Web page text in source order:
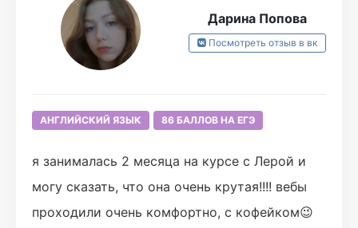
всё понял и не осталось никаких вопросов.
Благодаря всему этому результат превзошёл
все ожидания (и даже прогноз баллов, хехе),
Дарина Попова
Посмотреть отзыв в вк
АНГЛИЙСКИЙ ЯЗЫК 86 БАЛЛОВ НА ЕГЭ
я занималась 2 месяца на курсе с Лерой и
могу сказать, что она очень крутая!!!! вебы
проходили очень комфортно, с кофейком😉